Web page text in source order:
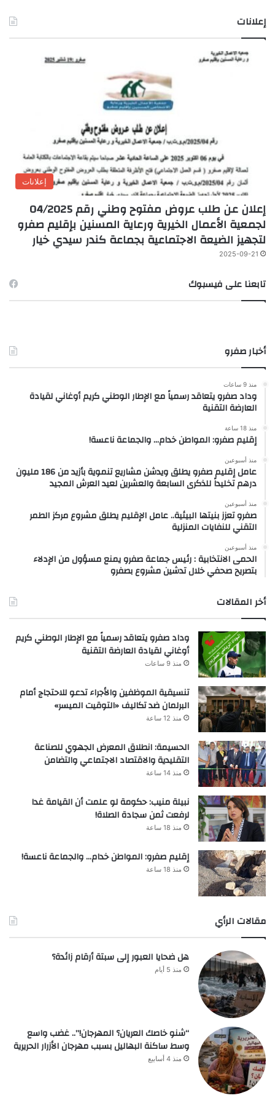
إعلانات
إعلانات
إعلان عن طلب عروض مفتوح وطني رقم 04/2025
لجمعية الأعمال الخيرية ورعاية المسنين بإقليم صفرو
لتجهيز الضيعة الاجتماعية بجماعة كندر سيدي خيار
2025-09-21
تابعنا على فيسبوك
أخبار صفرو
منذ 9 ساعات
وداد صفرو يتعاقد رسمياً مع الإطار الوطني كريم أوغاني لقيادة
العارضة التقنية
منذ 18 ساعة
إقليم صفرو: المواطن خدام… والجماعة ناعسة!
منذ أسبوعين
عامل إقليم صفرو يطلق ويدشن مشاريع تنموية بأزيد من 186 مليون
درهم تخليداً للذكرى السابعة والعشرين لعيد العرش المجيد
منذ أسبوعين
صفرو تعزز بنيتها البيئية.. عامل الإقليم يطلق مشروع مركز الطمر
التقني للنفايات المنزلية
منذ أسبوعين
الحمى الانتخابية : رئيس جماعة صفرو يمنع مسؤول من الإدلاء
بتصريح صحفي خلال تدشين مشروع بصفرو
أخر المقالات
وداد صفرو يتعاقد رسمياً مع الإطار الوطني كريم
أوغاني لقيادة العارضة التقنية
منذ 9 ساعات
تنسيقية الموظفين والأجراء تدعو للاحتجاج أمام
البرلمان ضد تكاليف «التوقيت الميسر»
منذ 12 ساعة
الحسيمة: انطلاق المعرض الجهوي للصناعة
التقليدية والاقتصاد الاجتماعي والتضامن
منذ 14 ساعة
نبيلة منيب: حكومة لو علمت أن القيامة غدا
لرفعت ثمن سجادة الصلاة!
منذ 18 ساعة
إقليم صفرو: المواطن خدام… والجماعة ناعسة!
منذ 18 ساعة
مقالات الرأي
هل ضحايا العبور إلى سبتة أرقام زائدة؟
منذ 5 أيام
“شنو خاصك العريان؟ المهرجان!”.. غضب واسع
وسط ساكنة البهاليل بسبب مهرجان الأزرار الحريرية
منذ 4 أسابيع